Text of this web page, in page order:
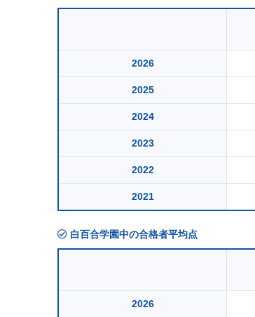
2026
2025
2024
2023
2022
2021
白百合学園中の合格者平均点
2026